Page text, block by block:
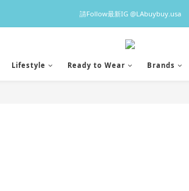
♡預訂貨品2-3星期到港，香港現貨1-3日出
請Follow最新IG @LAbuybuy.usa
♡預訂貨品2-3星期到港，香港現貨1-3日出
Lifestyle Ready to Wear Brands